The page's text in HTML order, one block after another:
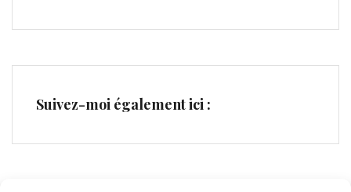
Suivez-moi également ici :